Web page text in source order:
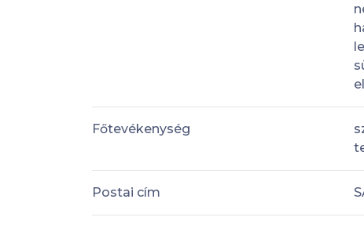
Főtevékenység
Postai cím